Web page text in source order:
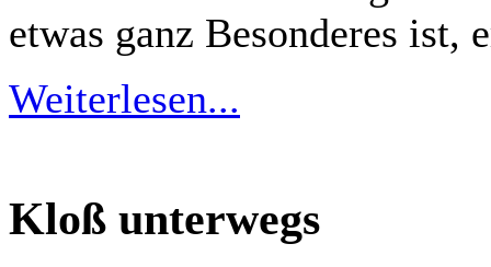
etwas ganz Besonderes ist,
Weiterlesen...
Kloß unterwegs